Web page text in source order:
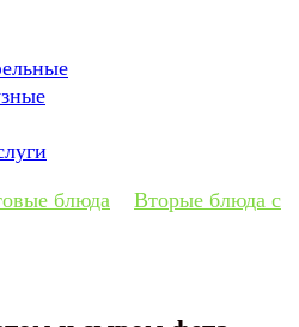
блюда
Вторые блюда с